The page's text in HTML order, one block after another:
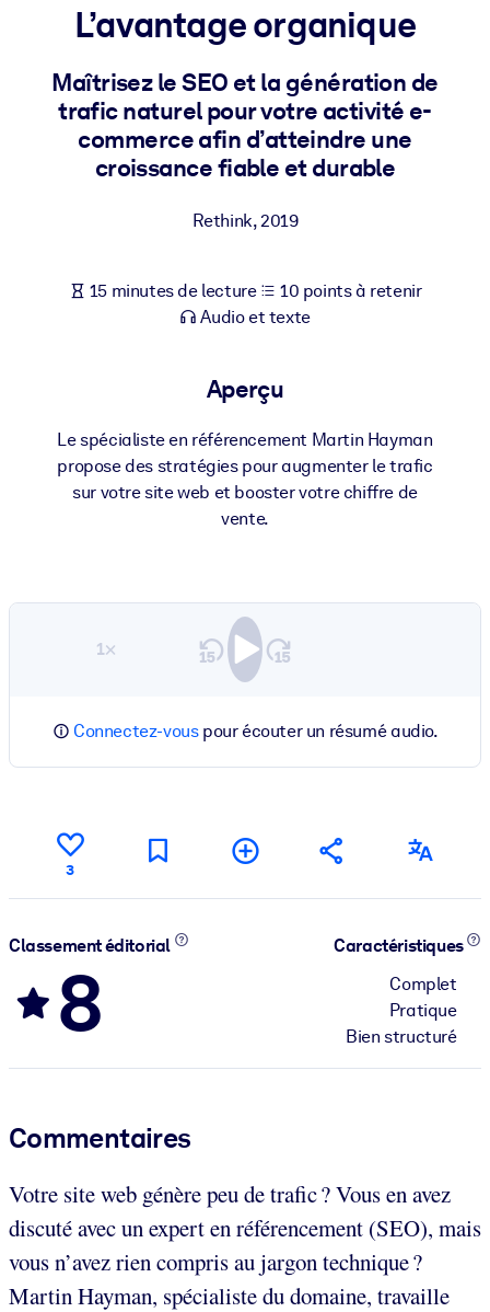
PAR SYSTÈME
Pour LMS/LXP
Intégrez des connaissances vérifiées et concises dans votre
LMS/LXP pour de meilleurs résultats d'apprentissage.
Pour les systèmes d’IA
L’avantage organique
Maîtrisez le SEO et la génération de
trafic naturel pour votre activité e-
commerce afin d’atteindre une
croissance fiable et durable
Rethink,2019
15 minutes de lecture
10 points à retenir
Audio et texte
Aperçu
Le spécialiste en référencement Martin Hayman
propose des stratégies pour augmenter le trafic
sur votre site web et booster votre chiffre de
vente.
1×
Connectez-vouspour écouter un résumé audio.
3
Classement éditorial
8
Caractéristiques
Complet
Pratique
Bien structuré
Commentaires
Votre site web génère peu de trafic ? Vous en avez
discuté avec un expert en référencement (SEO), mais
vous n’avez rien compris au jargon technique ?
Martin Hayman, spécialiste du domaine, travaille